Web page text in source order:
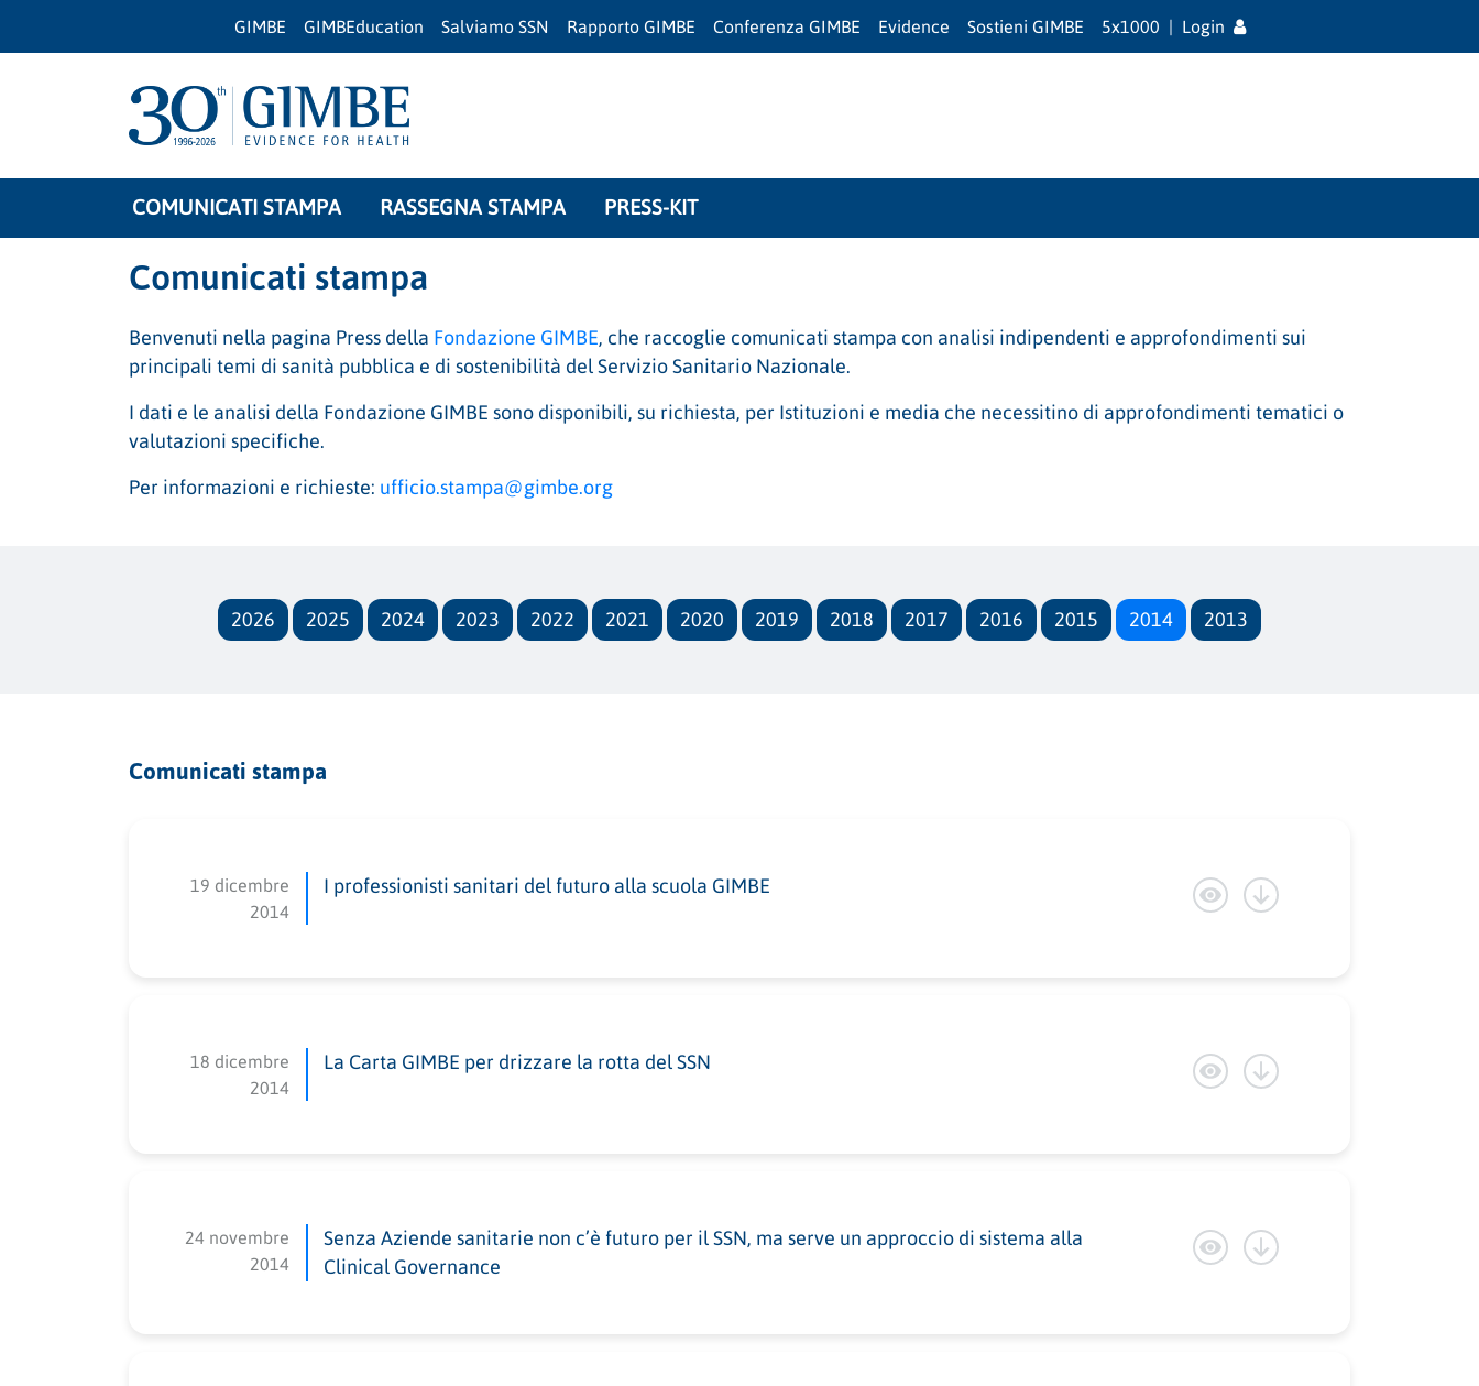
GIMBE GIMBEducation Salviamo SSN Rapporto GIMBE Conferenza GIMBE Evidence Sostieni GIMBE 5x1000 | Login
COMUNICATI STAMPA RASSEGNA STAMPA PRESS-KIT
Comunicati stampa
Benvenuti nella pagina Press della Fondazione GIMBE, che raccoglie comunicati stampa con analisi indipendenti e approfondimenti sui
principali temi di sanità pubblica e di sostenibilità del Servizio Sanitario Nazionale.
I dati e le analisi della Fondazione GIMBE sono disponibili, su richiesta, per Istituzioni e media che necessitino di approfondimenti tematici o
valutazioni specifiche.
Per informazioni e richieste: ufficio.stampa@gimbe.org
2026 2025 2024 2023 2022 2021 2020 2019 2018 2017 2016 2015 2014 2013
Comunicati stampa
19 dicembre
2014
I professionisti sanitari del futuro alla scuola GIMBE
18 dicembre
2014
La Carta GIMBE per drizzare la rotta del SSN
24 novembre
2014
Senza Aziende sanitarie non c’è futuro per il SSN, ma serve un approccio di sistema alla
Clinical Governance